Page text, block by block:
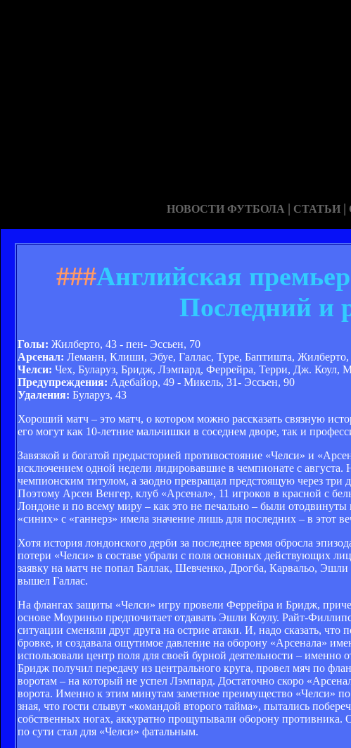
НОВОСТИ ФУТБОЛА | СТАТЬИ |
###Английская
Последний и
Голы: Жилберто, 43 - пен- Эссьен, 70
Арсенал: Леманн, Клиши, Эбуе, Галлас, Туре, Баптишта,
Челси: Чех, Буларуз, Бридж, Лэмпард, Феррейра, Терри, Дж. Коул,
Предупреждения: Адебайор, 49 - Микель, 31- Эссьен, 90
Удаления: Буларуз, 43
Хороший матч – это матч, о котором можно рассказать связную
его могут как 10-летние мальчишки в соседнем дворе, так и
Завязкой и богатой предысторией противостояние «Челси» и
исключением одной недели лидировавшие в чемпионате с
чемпионским титулом, а заодно превращал предстоящую через
Поэтому Арсен Венгер, клуб «Арсенал», 11 игроков в красной с
Лондоне и по всему миру – как это не печально – были отодвинуты
«синих» с «ганнерз» имела значение лишь для последних – в этот
Хотя история лондонского дерби за последнее время обросла
потери «Челси» в составе убрали с поля основных действующих
заявку на матч не попал Баллак, Шевченко, Дрогба, Карвальо,
вышел Галлас.
На флангах защиты «Челси» игру провели Феррейра и Бридж,
основе Моуриньо предпочитает отдавать Эшли Коулу. Райт-
ситуации сменяли друг друга на острие атаки. И, надо сказать,
бровке, и создавала ощутимое давление на оборону «Арсенала»
использовали центр поля для своей бурной деятельности – именно
Бридж получил передачу из центрального круга, провел мяч по
воротам – на который не успел Лэмпард. Достаточно скоро
ворота. Именно к этим минутам заметное преимущество «Челси»
зная, что гости слывут «командой второго тайма», пытались
собственных ногах, аккуратно прощупывали оборону противника.
по сути стал для «Челси» фатальным.